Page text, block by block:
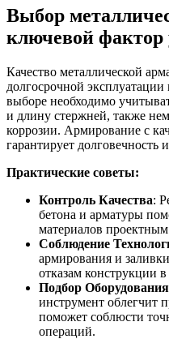
Выбор
ключевой фактор
Качество металлической
долгосрочной
выборе необходимо
и длину стержней, также
коррозии. Армирование с
гарантирует долговечность
Практические советы:
Контроль Качества:
бетона и арматуры
материалов
Соблюдение
армирования и
отказам конструкции
Подбор
инструмент облегчит
поможет соблюсти
операций.